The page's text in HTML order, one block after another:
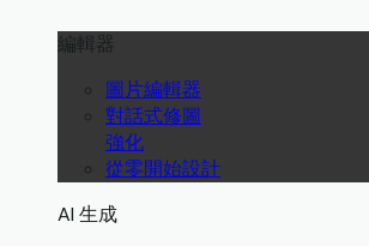
編輯器
圖片編輯器
對話式修圖
強化
從零開始設計
AI 生成